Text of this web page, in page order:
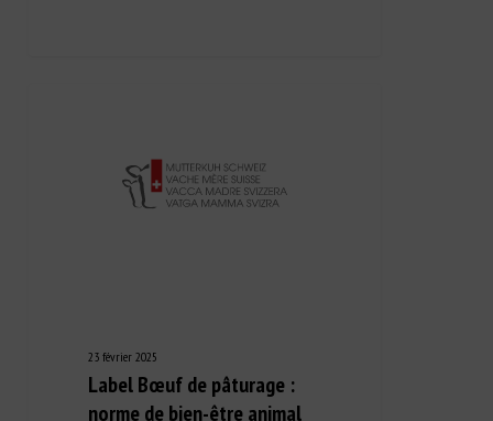
23 février 2025
Label Bœuf de pâturage :
norme de bien-être animal